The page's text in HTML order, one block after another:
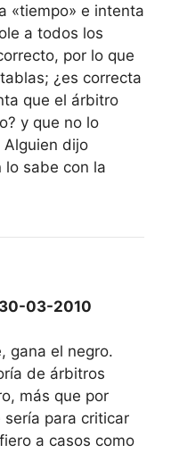
«tiempo» e intenta
a todos los
por lo que
¿es correcta
que el árbitro
y que no lo
Alguien dijo
lo sabe con la
30-03-2010
gana el negro.
de árbitros
más que por
sería para criticar
a casos como